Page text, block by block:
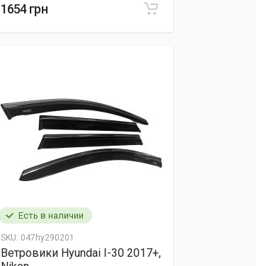
1654 грн
Есть в наличии
SKU: 047hy290201
Ветровики Hyundai I-30 2017+,